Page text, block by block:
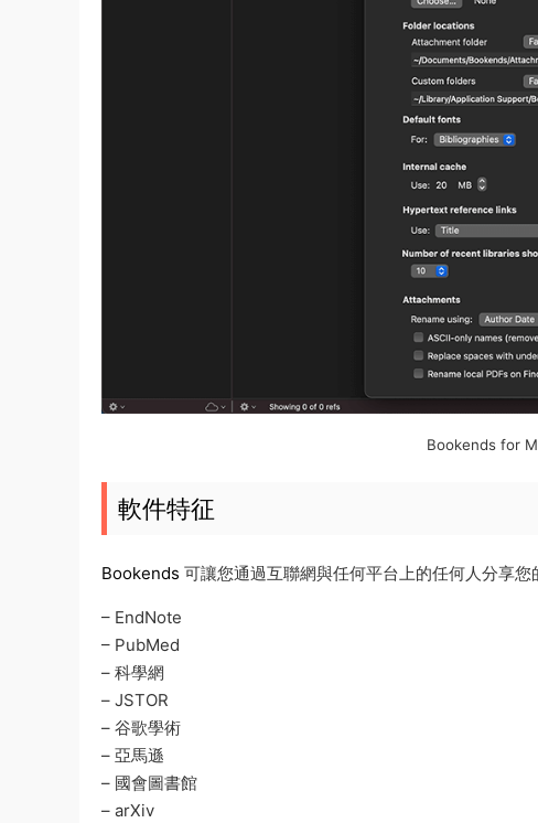
Bookends for
軟件特征
Bookends 可讓您通過互聯網與任何平台上的任何人分享
– EndNote
– PubMed
– 科學網
– JSTOR
– 谷歌學術
– 亞馬遜
– 國會圖書館
– arXiv